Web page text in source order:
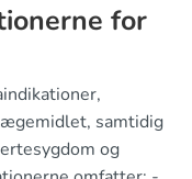
for
samtidig
og